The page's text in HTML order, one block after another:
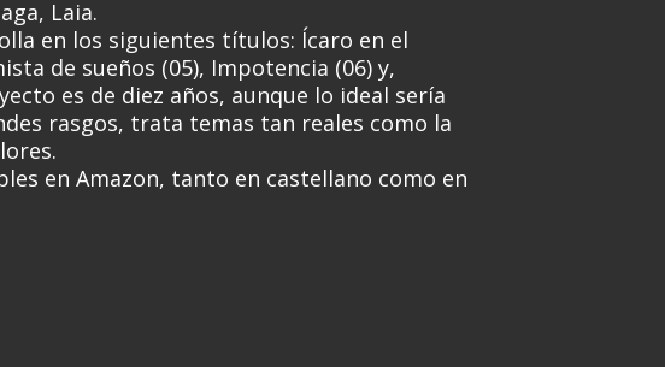
Laia.
en los siguientes títulos: Ícaro en el
de sueños (05), Impotencia (06) y,
es de diez años, aunque lo ideal sería
rasgos, trata temas tan reales como la
en Amazon, tanto en castellano como en